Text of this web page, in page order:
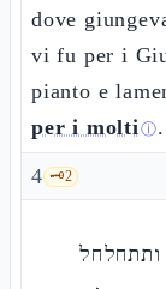
dove
vi fu per i
pianto e
per i moltiⓘ.
4 🗝️2
ותתחלחל